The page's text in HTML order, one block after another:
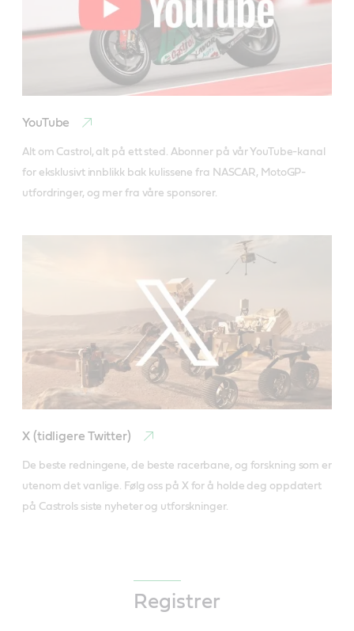
YouTube
Alt om Castrol, alt på ett sted. Abonner på vår YouTube-kanal
for eksklusivt innblikk bak kulissene fra NASCAR, MotoGP-
utfordringer, og mer fra våre sponsorer.
X (tidligere Twitter)
De beste redningene, de beste racerbane, og forskning som er
utenom det vanlige. Følg oss på X for å holde deg oppdatert
på Castrols siste nyheter og utforskninger.
Registrer